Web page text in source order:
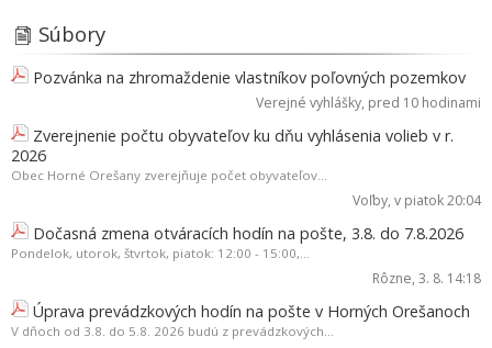
Súbory
Pozvánka na zhromaždenie vlastníkov poľovných pozemkov
Verejné vyhlášky, pred 10 hodinami
Zverejnenie počtu obyvateľov ku dňu vyhlásenia volieb v r.
2026
Obec Horné Orešany zverejňuje počet obyvateľov...
Voľby, v piatok 20:04
Dočasná zmena otváracích hodín na pošte, 3.8. do 7.8.2026
Pondelok, utorok, štvrtok, piatok: 12:00 - 15:00,...
Rôzne, 3. 8. 14:18
Úprava prevádzkových hodín na pošte v Horných Orešanoch
V dňoch od 3.8. do 5.8. 2026 budú z prevádzkových...